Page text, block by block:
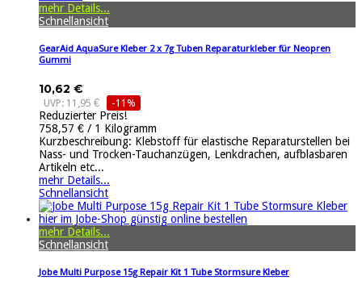
mehr Details...
Schnellansicht
GearAid AquaSure Kleber 2 x 7g Tuben Reparaturkleber für Neopren
Gummi
10,62 €
UVP: 11,95 € -11%
Reduzierter Preis!
758,57 € / 1 Kilogramm
Kurzbeschreibung: Klebstoff für elastische Reparaturstellen bei
Nass- und Trocken-Tauchanzügen, Lenkdrachen, aufblasbaren
Artikeln etc...
mehr Details...
Schnellansicht
mehr Details...
Schnellansicht
Jobe Multi Purpose 15g Repair Kit 1 Tube Stormsure Kleber